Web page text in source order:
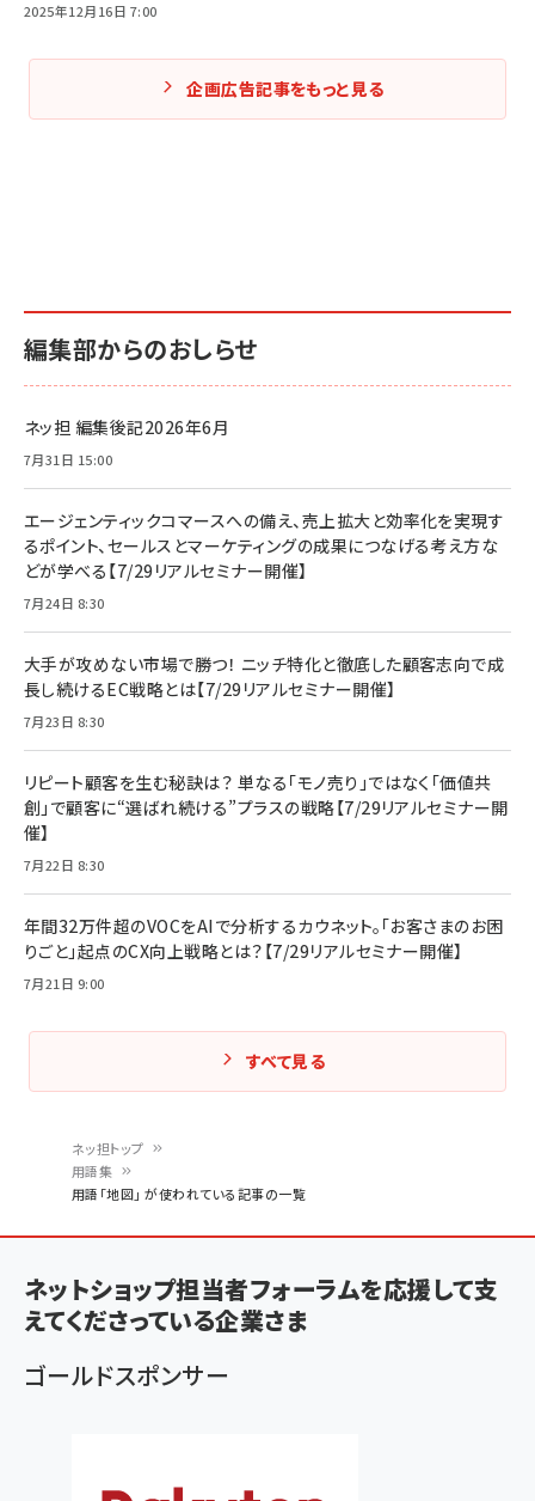
ン
く
ず
ネッ担トップ
用語集
用語「地図」 が使われている記事の一覧
2025年12月16日 7:00
企画広告記事をもっと見る
編集部からのおしらせ
ネッ担 編集後記2026年6月
7月31日 15:00
エージェンティックコマースへの備え、売上拡大と効率化を実現す
るポイント、セールスとマーケティングの成果につなげる考え方な
どが学べる【7/29リアルセミナー開催】
7月24日 8:30
大手が攻めない市場で勝つ！ ニッチ特化と徹底した顧客志向で成
長し続けるEC戦略とは【7/29リアルセミナー開催】
7月23日 8:30
リピート顧客を生む秘訣は？ 単なる「モノ売り」ではなく「価値共
創」で顧客に“選ばれ続ける”プラスの戦略【7/29リアルセミナー開
催】
7月22日 8:30
年間32万件超のVOCをAIで分析するカウネット。「お客さまのお困
りごと」起点のCX向上戦略とは？【7/29リアルセミナー開催】
7月21日 9:00
すべて見る
ネットショップ担当者フォーラムを応援して支
えてくださっている企業さま
ゴールドスポンサー